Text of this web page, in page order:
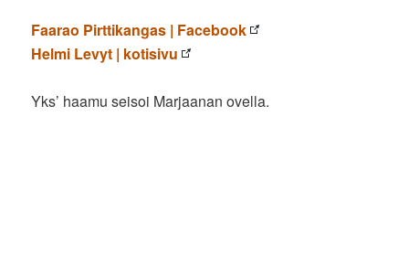
Faarao Pirttikangas | Facebook
Helmi Levyt | kotisivu
Yks’ haamu seisoi Marjaanan ovella.